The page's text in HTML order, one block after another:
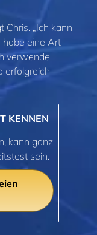
Chris. „Ich kann
habe eine Art
verwende
erfolgreich
KENNEN
kann ganz
sein.